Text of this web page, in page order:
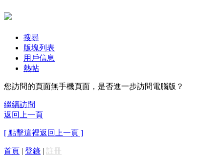
搜尋
版塊列表
用戶信息
熱帖
您訪問的頁面無手機頁面，是否進一步訪問電腦版？
繼續訪問
返回上一頁
[ 點擊這裡返回上一頁 ]
首頁 | 登錄 | 註冊